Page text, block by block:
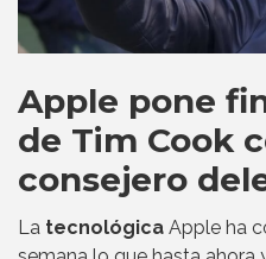
Apple pone
de Tim Cook
consejero
La tecnológica Apple ha